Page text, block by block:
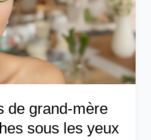
de grand-mère
sous les yeux